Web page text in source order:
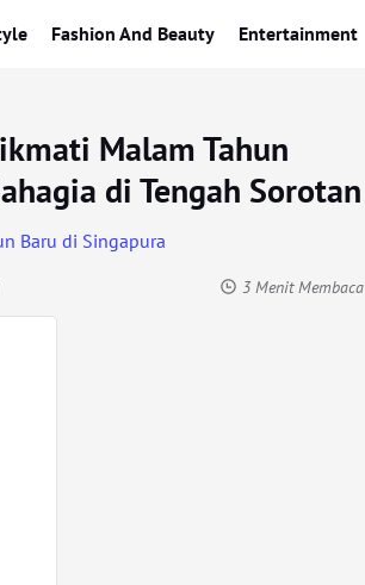
Fashion And Beauty Entertainment
Malam Tahun
di Tengah Sorotan
3 Menit Membaca